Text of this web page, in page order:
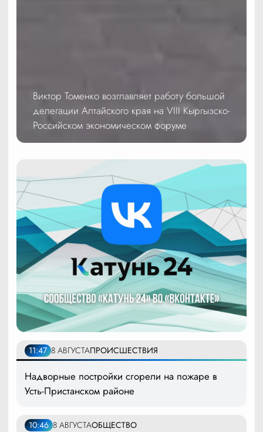
Виктор Томенко возглавляет работу большой
делегации Алтайского края на VIII Кыргызско-
Российском экономическом форуме
11:47 8 АВГУСТАПРОИСШЕСТВИЯ
Надворные постройки сгорели на пожаре в
Усть-Пристанском районе
10:46 8 АВГУСТАОБЩЕСТВО